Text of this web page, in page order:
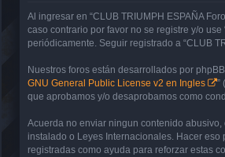
Al ingresar en “CLUB TRIUMPH ESPAÑA
caso contrario por favor no se registre y/o
periódicamente. Seguir registrado a “CLUB
Nuestros foros están desarrollados por phpBB
GNU General Public License v2 en Ingles
”
que aprobamos y/o desaprobamos como
Acuerda no enviar ningun contenido
instalado o Leyes Internacionales. Hacer
registradas como ayuda para reforzar estas